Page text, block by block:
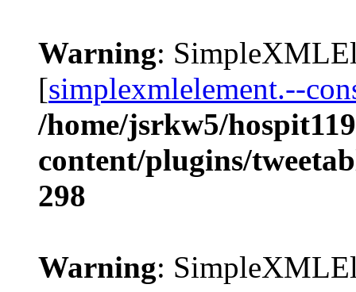
Warning:
[simplexmlelement.--
/home/jsrkw5/
content/plugins/
298
Warning: